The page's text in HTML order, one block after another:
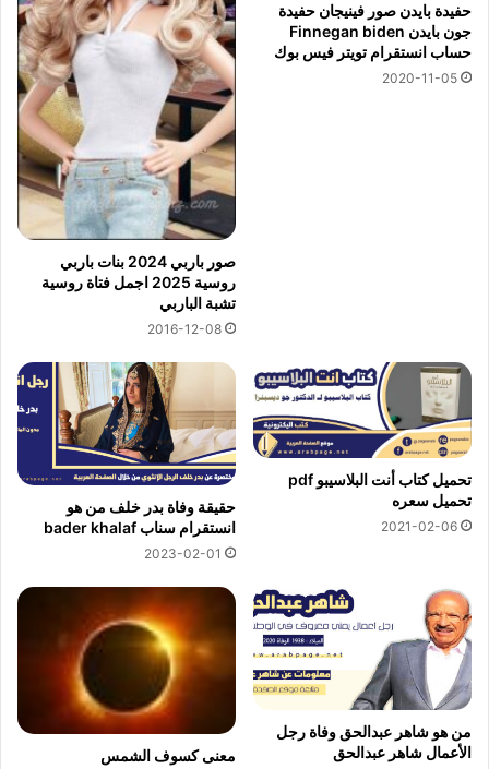
حفيدة بايدن صور فينيجان حفيدة
جون بايدن Finnegan biden
حساب انستقرام تويتر فيس بوك
2020-11-05
صور باربي 2024 بنات باربي
روسية 2025 اجمل فتاة روسية
تشبة الباربي
2016-12-08
تحميل كتاب أنت البلاسيبو pdf
تحميل سعره
2021-02-06
حقيقة وفاة بدر خلف من هو
انستقرام سناب bader khalaf
2023-02-01
من هو شاهر عبدالحق وفاة رجل
الأعمال شاهر عبدالحق
معنى كسوف الشمس